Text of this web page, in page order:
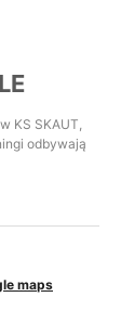
KS SKAUT,
odbywają
maps